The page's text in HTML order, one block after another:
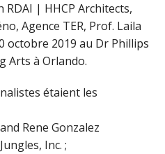
RDAI | HHCP Architects,
Agence TER, Prof. Laila
octobre 2019 au Dr Phillips
Arts à Orlando.
étaient les
Rene Gonzalez
Inc. ;